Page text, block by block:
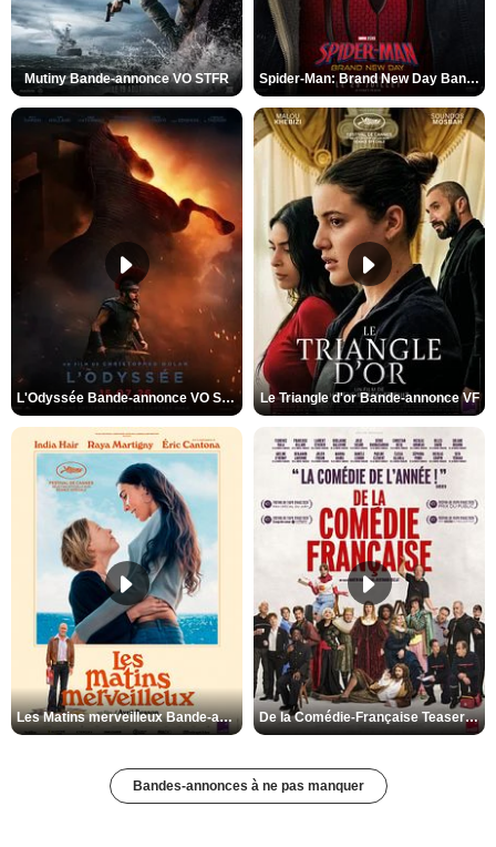
Mutiny Bande-annonce VO STFR Spider-Man: Brand New Day Bande-annonce VO STFR
L'Odyssée Bande-annonce VO STFR Le Triangle d'or Bande-annonce VF
Les Matins merveilleux Bande-annonce VF De la Comédie-Française Teaser VF
Bandes-annonces à ne pas manquer